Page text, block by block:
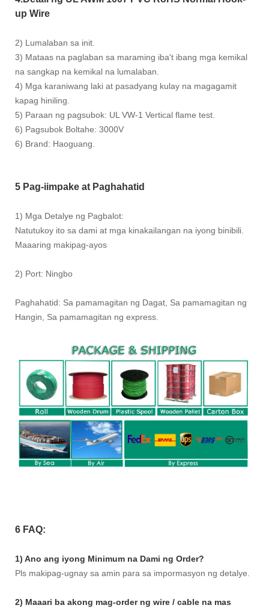
up Wire
2) Lumalaban sa init.
3) Mataas na paglaban sa maraming iba't ibang mga kemikal
na sangkap na kemikal na lumalaban.
4) Mga karaniwang laki at pasadyang kulay na magagamit
kapag hiniling.
5) Paraan ng pagsubok: UL VW-1 Vertical flame test.
6) Pagsubok Boltahe: 3000V
6) Brand: Haoguang.
5 Pag-iimpake at Paghahatid
1) Mga Detalye ng Pagbalot:
Natutukoy ito sa dami at mga kinakailangan na iyong binibili.
Maaaring makipag-ayos
2) Port: Ningbo
Paghahatid: Sa pamamagitan ng Dagat, Sa pamamagitan ng
Hangin, Sa pamamagitan ng express.
6 FAQ:
1) Ano ang iyong Minimum na Dami ng Order?
Pls makipag-ugnay sa amin para sa impormasyon ng detalye.
2) Maaari ba akong mag-order ng wire / cable na mas